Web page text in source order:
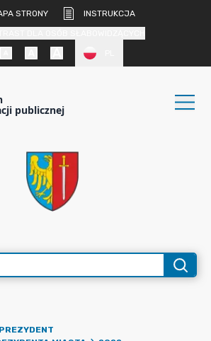
STRONY
INSTRUKCJA
publicznej
PREZYDENT